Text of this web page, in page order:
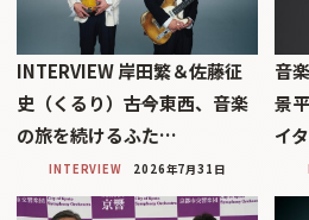
INTERVIEW 岸田繁＆佐藤征
史（くるり）――古今東西、音楽
の旅を続けるふた…
INTERVIEW 2026年7月31日
音
景
イ